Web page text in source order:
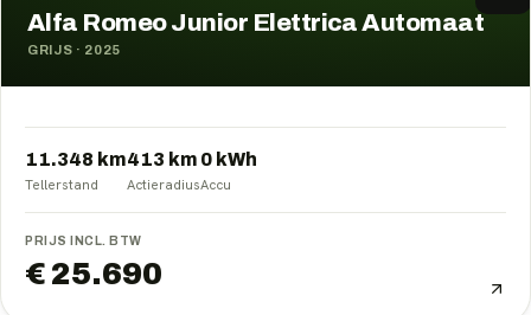
Alfa Romeo Junior Elettrica Automaat
GRIJS · 2025
11.348 km
Tellerstand
413 km
Actieradius
0 kWh
Accu
PRIJS INCL. BTW
€ 25.690